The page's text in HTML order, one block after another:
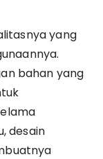
yang
bahan yang
desain